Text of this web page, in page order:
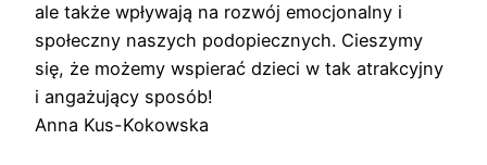
ale także wpływają na rozwój emocjonalny i
społeczny naszych podopiecznych. Cieszymy
się, że możemy wspierać dzieci w tak atrakcyjny
i angażujący sposób!
Anna Kus-Kokowska